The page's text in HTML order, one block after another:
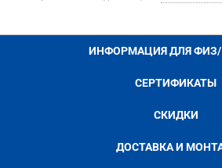
ИНФОРМАЦИЯ ДЛЯ
СЕРТИФИКАТЫ
СКИДКИ
ДОСТАВКА И